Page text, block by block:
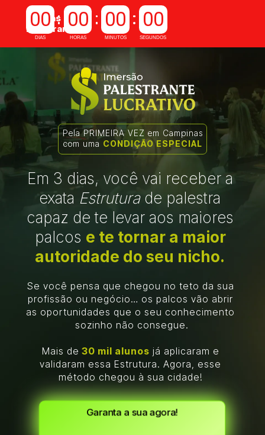
DIAS HORAS MINUTOS SEGUNDOS
00 00 00 00
Vendas
Encerram em
Pela PRIMEIRA VEZ em Campinas
com uma CONDIÇÃO ESPECIAL
Em 3 dias, você vai receber a
exata Estrutura de palestra
capaz de te levar aos maiores
palcos e te tornar a maior
autoridade do seu nicho.
Se você pensa que chegou no teto da sua
profissão ou negócio… os palcos vão abrir
as oportunidades que o seu conhecimento
sozinho não consegue.
Mais de 30 mil alunos já aplicaram e
validaram essa Estrutura. Agora, esse
método chegou à sua cidade!
Garanta a sua agora!